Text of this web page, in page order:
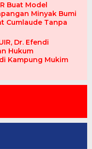
Buat Model
Minyak Bumi
Cumlaude Tanpa
Dr. Efendi
Hukum
Kampung Mukim